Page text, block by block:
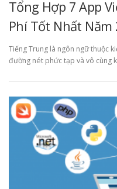
Tổng Hợp 7 App
Phí Tốt Nhất Năm
Tiếng Trung là ngôn ngữ thuộc
đường nét phức tạp và vô cùng